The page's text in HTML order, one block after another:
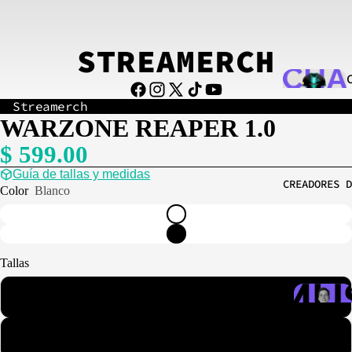
OKA
CREADORES
STREAMERCH
Streamerch
WARZONE REAPER 1.0
$ 599.00
Guía de tallas y medidas
Color Blanco
Tallas